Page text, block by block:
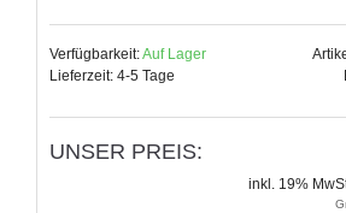
Verfügbarkeit:Auf Lager
Lieferzeit: 4-5 Tage
UNSER PREIS:
inkl. 19%